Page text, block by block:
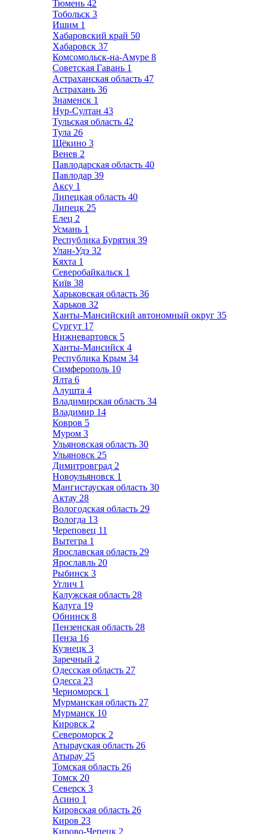
Тюмень 42
Тобольск 3
Ишим 1
Хабаровский край 50
Хабаровск 37
Комсомольск-на-Амуре 8
Советская Гавань 1
Астраханская область 47
Астрахань 36
Знаменск 1
Нур-Султан 43
Тульская область 42
Тула 26
Щёкино 3
Венев 2
Павлодарская область 40
Павлодар 39
Аксу 1
Липецкая область 40
Липецк 25
Елец 2
Усмань 1
Республика Бурятия 39
Улан-Удэ 32
Кяхта 1
Северобайкальск 1
Київ 38
Харьковская область 36
Харьков 32
Ханты-Мансийский автономный округ 35
Сургут 17
Нижневартовск 5
Ханты-Мансийск 4
Республика Крым 34
Симферополь 10
Ялта 6
Алушта 4
Владимирская область 34
Владимир 14
Ковров 5
Муром 3
Ульяновская область 30
Ульяновск 25
Димитровград 2
Новоульяновск 1
Мангистауская область 30
Актау 28
Вологодская область 29
Вологда 13
Череповец 11
Вытегра 1
Ярославская область 29
Ярославль 20
Рыбинск 3
Углич 1
Калужская область 28
Калуга 19
Обнинск 8
Пензенская область 28
Пенза 16
Кузнецк 3
Заречный 2
Одесская область 27
Одесса 23
Черноморск 1
Мурманская область 27
Мурманск 10
Кировск 2
Североморск 2
Атырауская область 26
Атырау 25
Томская область 26
Томск 20
Северск 3
Асино 1
Кировская область 26
Киров 23
Кирово-Чепецк 2